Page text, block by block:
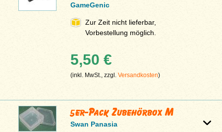
GameGenic
Zur Zeit nicht lieferbar,
Vorbestellung möglich.
5,50 €
(inkl. MwSt., zzgl.Versandkosten)
5er-Pack Zubehörbox M
Swan Panasia